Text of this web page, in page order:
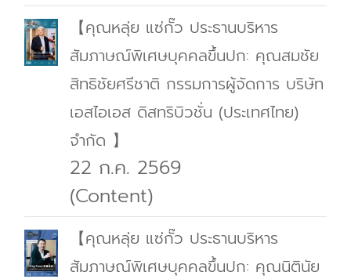
【คุณหลุ่ย แซ่กั๊ว ประธานบริหาร
สัมภาษณ์พิเศษบุคคลขึ้นปก: คุณสมชัย
สิทธิชัยศรีชาติ กรรมการผู้จัดการ บริษัท
เอสไอเอส ดิสทริบิวชั่น (ประเทศไทย)
จำกัด 】
22 ก.ค. 2569
(Content)
【คุณหลุ่ย แซ่กั๊ว ประธานบริหาร
สัมภาษณ์พิเศษบุคคลขึ้นปก: คุณนิตินัย